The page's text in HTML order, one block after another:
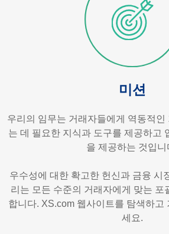
미션
우리의 임무는 거래자들에게 역동적
는 데 필요한 지식과 도구를 제공하고
을 제공하는 것입니
우수성에 대한 확고한 헌신과 금융 시
리는 모든 수준의 거래자에게 맞는 포
합니다. XS.com 웹사이트를 탐색하고
세요.